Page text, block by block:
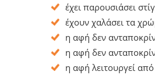
έχει παρουσιάσει
έχουν χαλάσει τα
η αφή δεν
η αφή δεν
η αφή λειτουργεί